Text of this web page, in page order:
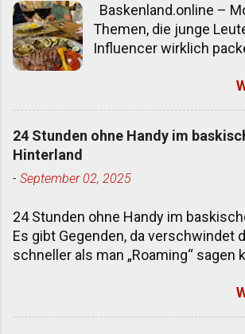
Baskenland.online –
Themen, die junge
Influencer wirklich
Landkarte. Es ist ein
das zwischen
Reiseführer
Pintxos. Alles richtig –
darum geht, junge
Content-Creator und
spannender. Es geht
Trends und
24 Stunden ohne Handy im
Hinterland
- September 02, 2025
24 Stunden ohne Handy im
Es gibt Gegenden, da verschwindet
schneller als man „Roaming“ sagen
Kilometer von der Küste weg,